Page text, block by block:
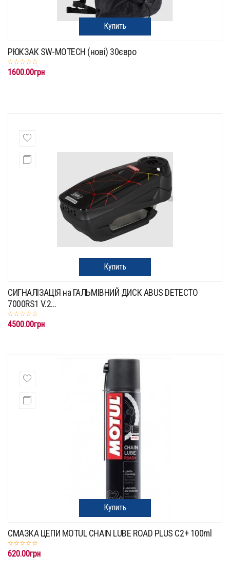
Купить
РЮКЗАК SW-MOTECH (нові) 30євро
1600.00грн
Купить
СИГНАЛІЗАЦІЯ на ГАЛЬМІВНИЙ ДИСК ABUS DETECTO
7000RS1 V.2...
4500.00грн
Купить
СМАЗКА ЦЕПИ MOTUL CHAIN LUBE ROAD PLUS C2+ 100ml
620.00грн